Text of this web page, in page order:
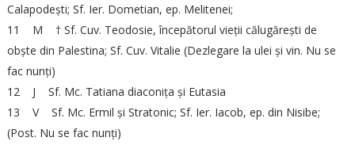
Calapodești; Sf. Ier. Dometian, ep. Melitenei;
11 M † Sf. Cuv. Teodosie, începătorul vieții călugărești de
obște din Palestina; Sf. Cuv. Vitalie (Dezlegare la ulei și vin. Nu se
fac nunți)
12 J Sf. Mc. Tatiana diaconița și Eutasia
13 V Sf. Mc. Ermil și Stratonic; Sf. Ier. Iacob, ep. din Nisibe;
(Post. Nu se fac nunți)